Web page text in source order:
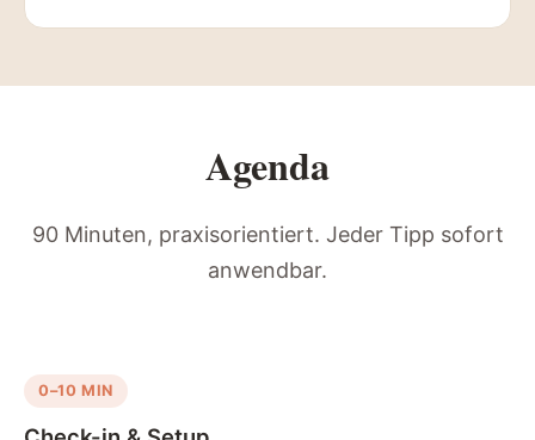
Agenda
90 Minuten, praxisorientiert. Jeder Tipp sofort
anwendbar.
0–10 MIN